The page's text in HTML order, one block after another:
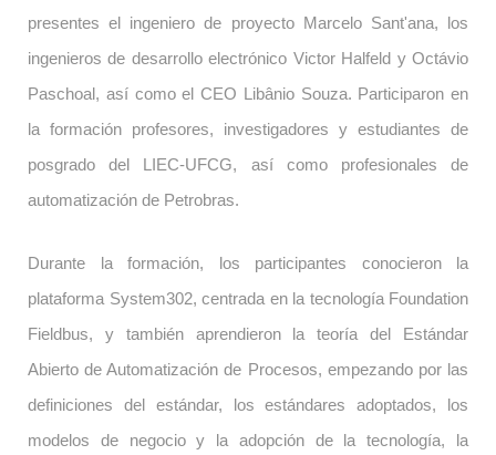
presentes el ingeniero de proyecto Marcelo Sant'ana, los
ingenieros de desarrollo electrónico Victor Halfeld y Octávio
Paschoal, así como el CEO Libânio Souza. Participaron en
la formación profesores, investigadores y estudiantes de
posgrado del LIEC-UFCG, así como profesionales de
automatización de Petrobras.
Durante la formación, los participantes conocieron la
plataforma System302, centrada en la tecnología Foundation
Fieldbus, y también aprendieron la teoría del Estándar
Abierto de Automatización de Procesos, empezando por las
definiciones del estándar, los estándares adoptados, los
modelos de negocio y la adopción de la tecnología, la